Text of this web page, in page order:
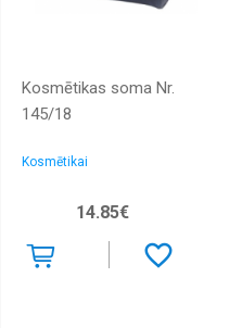
Triangle
Vredestein
Westlake
Yokohama
Kosmētikas soma Nr.
145/18
Kosmētikai
14.85€